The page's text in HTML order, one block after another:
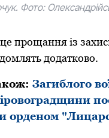
Фото:
прощання із
додатково.
Загиблого
орденом